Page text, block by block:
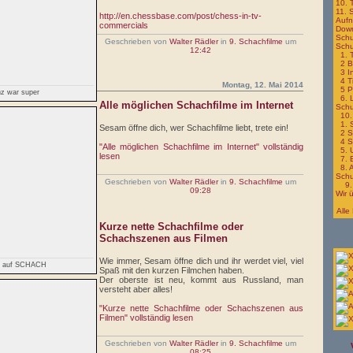
war super
SCHACH
http://en.chessbase.com/post/chess-in-tv-
commercials
Geschrieben von Walter Rädlerin 9. Schachfilme um
12:42
Montag, 12. Mai 2014
Alle möglichen Schachfilme im Internet
Sesam öffne dich, wer Schachfilme liebt, trete ein!
"Alle möglichen Schachfilme im Internet" vollständig
lesen
Geschrieben von Walter Rädlerin 9. Schachfilme um
09:28
Kurze nette Schachfilme oder
Schachszenen aus Filmen
Wie immer, Sesam öffne dich und ihr werdet viel, viel
Spaß mit den kurzen Filmchen haben.
Der oberste ist neu, kommt aus Russland, man
versteht aber alles!
"Kurze nette Schachfilme oder Schachszenen aus
Filmen" vollständig lesen
Geschrieben von Walter Rädlerin 9. Schachfilme um
10.
11.
1.
2
3
4
5
6.
1.
2
4
5.
7.
8.
Wir
Alle